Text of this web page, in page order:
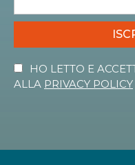
HO LETTO E
ALLA PRIVACY POLICY